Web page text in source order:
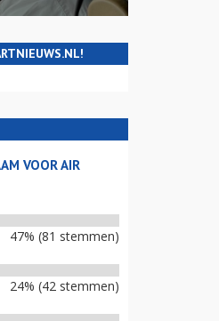
VOOR AIR
47% (81 stemmen)
24% (42 stemmen)